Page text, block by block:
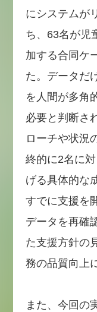
にシステムが
ち、63名が児
加する合同ケ
た。データだ
を人間が多角
必要と判断さ
ローチや状況
終的に2名に
げる具体的な
すでに支援を
データを再確
た支援方針の
務の品質向上
また、今回の